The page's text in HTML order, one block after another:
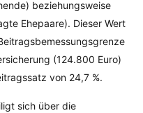
beziehungsweise
Ehepaare). Dieser Wert
(124.800 Euro)
von 24,7 %.
sich über die